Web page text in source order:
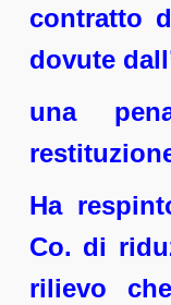
contratto
dovute
una
Ha
Co. di
rilievo